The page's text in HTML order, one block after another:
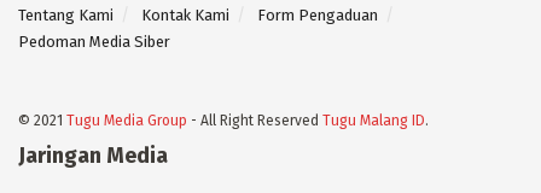
Tentang Kami
Kontak Kami
Form Pengaduan
Pedoman Media Siber
© 2021 Tugu Media Group - All Right Reserved Tugu Malang ID.
Jaringan Media